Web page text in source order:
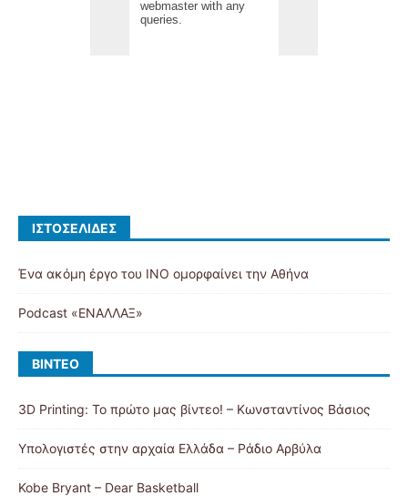
ΙΣΤΟΣΕΛΊΔΕΣ
Ένα ακόμη έργο του ΙΝΟ ομορφαίνει την Αθήνα
Podcast «ΕΝΑΛΛΑΞ»
ΒΊΝΤΕΟ
3D Printing: Το πρώτο μας βίντεο! – Κωνσταντίνος Βάσιος
Υπολογιστές στην αρχαία Ελλάδα – Ράδιο Αρβύλα
Kobe Bryant – Dear Basketball